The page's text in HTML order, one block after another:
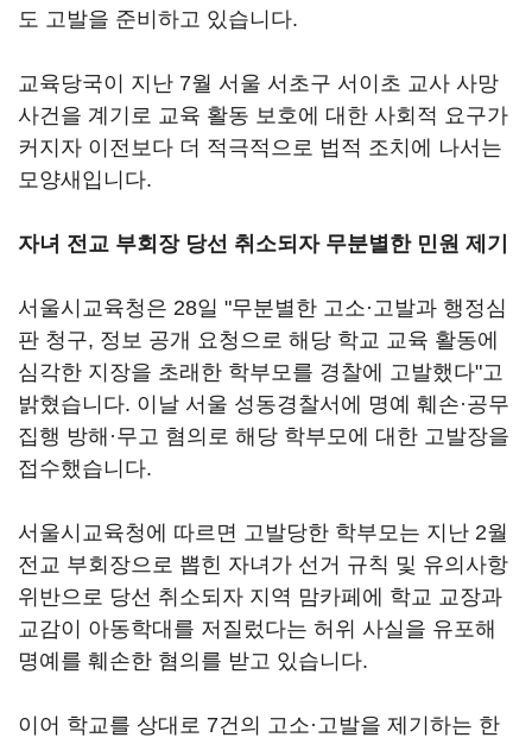
도 고발을 준비하고 있습니다.
교육당국이 지난 7월 서울 서초구 서이초 교사 사망
사건을 계기로 교육 활동 보호에 대한 사회적 요구가
커지자 이전보다 더 적극적으로 법적 조치에 나서는
모양새입니다.
자녀 전교 부회장 당선 취소되자 무분별한 민원 제기
서울시교육청은 28일 "무분별한 고소·고발과 행정심
판 청구, 정보 공개 요청으로 해당 학교 교육 활동에
심각한 지장을 초래한 학부모를 경찰에 고발했다"고
밝혔습니다. 이날 서울 성동경찰서에 명예 훼손·공무
집행 방해·무고 혐의로 해당 학부모에 대한 고발장을
접수했습니다.
서울시교육청에 따르면 고발당한 학부모는 지난 2월
전교 부회장으로 뽑힌 자녀가 선거 규칙 및 유의사항
위반으로 당선 취소되자 지역 맘카페에 학교 교장과
교감이 아동학대를 저질렀다는 허위 사실을 유포해
명예를 훼손한 혐의를 받고 있습니다.
이어 학교를 상대로 7건의 고소·고발을 제기하는 한